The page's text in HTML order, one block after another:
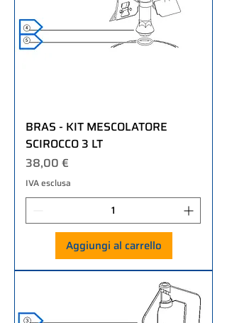
BRAS - KIT MESCOLATORE
SCIROCCO 3 LT
Prezzo
38,00 €
IVA esclusa
Aggiungi al carrello